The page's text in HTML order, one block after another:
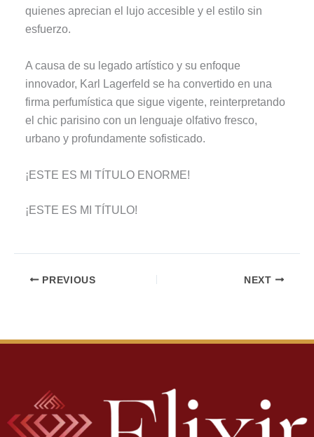
quienes aprecian el lujo accesible y el estilo sin
esfuerzo.
A causa de su legado artístico y su enfoque
innovador, Karl Lagerfeld se ha convertido en una
firma perfumística que sigue vigente, reinterpretando
el chic parisino con un lenguaje olfativo fresco,
urbano y profundamente sofisticado.
¡ESTE ES MI TÍTULO ENORME!
¡ESTE ES MI TÍTULO!
PREVIOUS NEXT